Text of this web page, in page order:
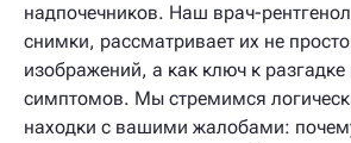
надпочечников. Наш врач-
снимки, рассматривает их не
изображений, а как ключ к
симптомов. Мы стремимся
находки с вашими жалобами: